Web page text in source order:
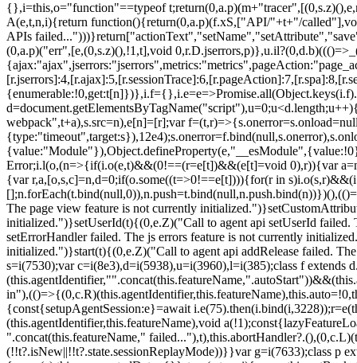
state.sessionReplayMode))}}var g=i(7633);class p extends f{static featureName=g.t;constructor(e,t){let n=!(arguments.length>2&&void 0!==arguments[2])||arguments[2];super(e,t,g.t,n),this.importAggregator()}}var h=i(1117),v=i(1284);class m extends h.w{constructor(e){super(e),this.aggregatedData={}}store(e,t,n,r,i){var a=this.getBucket(e,t,n,i);return a.metrics=function(e,t){t||(t={count:0});return t.count+=1,(0,v.D)(e,(function(e,n){t[e]=b(n,t[e])})),t}(r,a.metrics),a}merge(e,t,n,r,i){var a=this.getBucket(e,t,r,i);if(a.metrics){var o=a.metrics;o.count+=n.count,(0,v.D)(n,(function(e,t){if("count"!==e){var r=o[e],i=n[e];i&&!i.c?o[e]=b(i.t,r):o[e]=function(e,t){if(!t)return e;t.c||(t=y(t.t));return t.min=Math.min(e.min,t.min),t.max=Math.max(e.max,t.max),t.t+=e.t,t.sos+=e.sos,t.c+=e.c,t}(i,o[e])}}))}else a.metrics=n}storeMetric(e,t,n,r){var i=this.getBucket(e,t,n);return i.stats=b(r,i.stats),i}getBucket(e,t,n,r){this.aggregatedData[e]||(this.aggregatedData[e]={});var i=this.aggregatedData[e][t];return i||(i=this.aggregatedData[e][t]={params:n||{}},r&&(i.custom=r)),i}get(e,t){return t?this.aggregatedData[e]&&this.aggregatedData[e][t]:this.aggregatedData[e]}take(e){for(var t={},n="",r=!1,i=0;i<e.length;i++)t[n=e[i]]=w(this.aggregatedData[n]),t[n].length&&(r=!0),delete this.aggregatedData[n];return r?t:null}}function b(e,t){return null==e?function(e){e?e.c++:e={c:1};return e}(t):t?(t.c||(t=y(t.t)),t.c+=1,t.t+=e,t.sos+=e*e,e>t.max&&(t.max=e),e<t.min&&(t.min=e),t):{t:e}}function y(e){return{t:e,min:e,max:e,sos:e*e,c:1}}function w(e){return"object"!=typeof e?[]:(0,v.D)(e,A)}function A(e,t){return t}var _=i(8632),x=i(4402),D=i(4351);var k=i(5546),E=i(7956),j=i(3239),T=i(7894),S=i(9251);class N extends f{static featureName=S.t;constructor(e,t){let n=!(arguments.length>2&&void